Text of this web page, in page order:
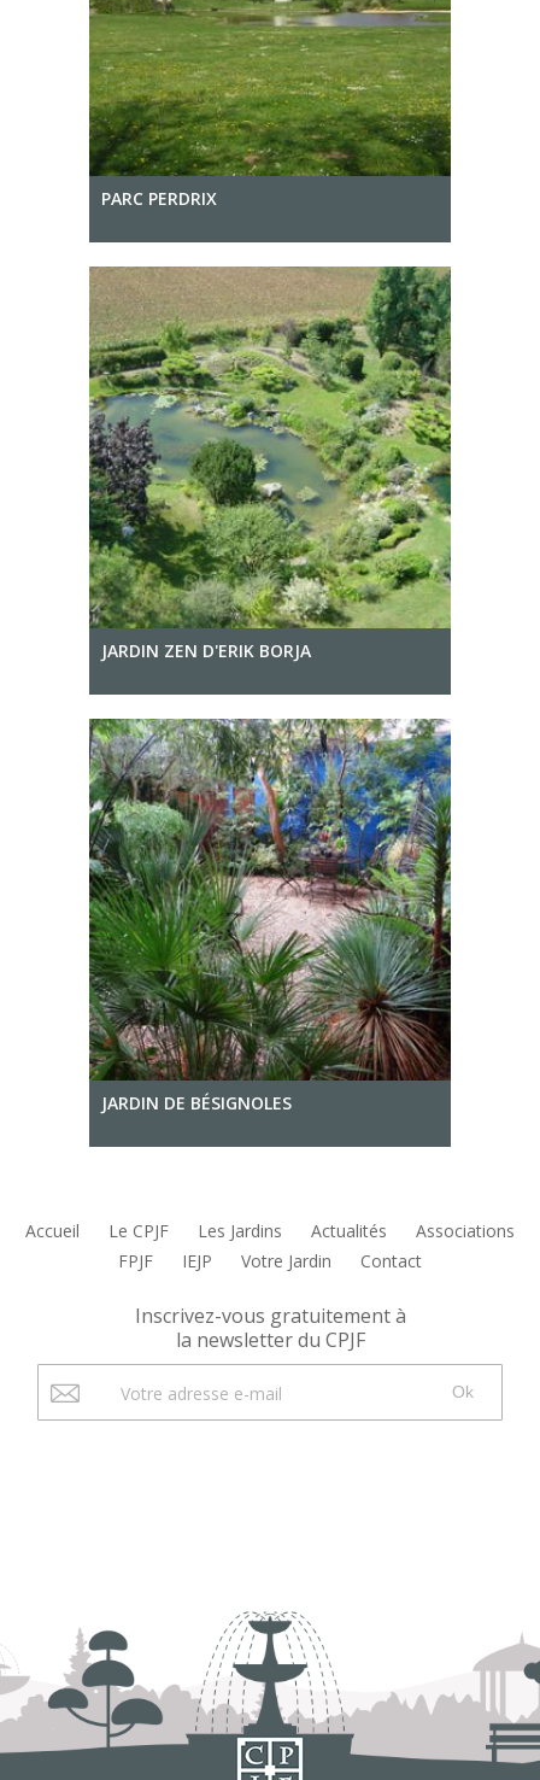
PARC PERDRIX
JARDIN ZEN D'ERIK BORJA
JARDIN DE BÉSIGNOLES
Accueil Le CPJF Les Jardins Actualités
Associations
FPJF
IEJP Votre Jardin Contact
Inscrivez-vous gratuitement à
la newsletter du CPJF
Ok